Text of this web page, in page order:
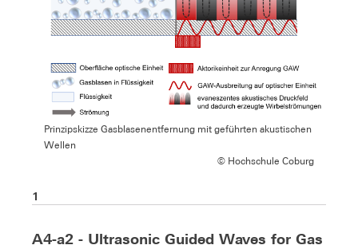
Prinzipskizze Gasblasenentfernung mit geführten akustischen
Wellen
© Hochschule Coburg
1
A4-a2 - Ultrasonic Guided Waves for Gas